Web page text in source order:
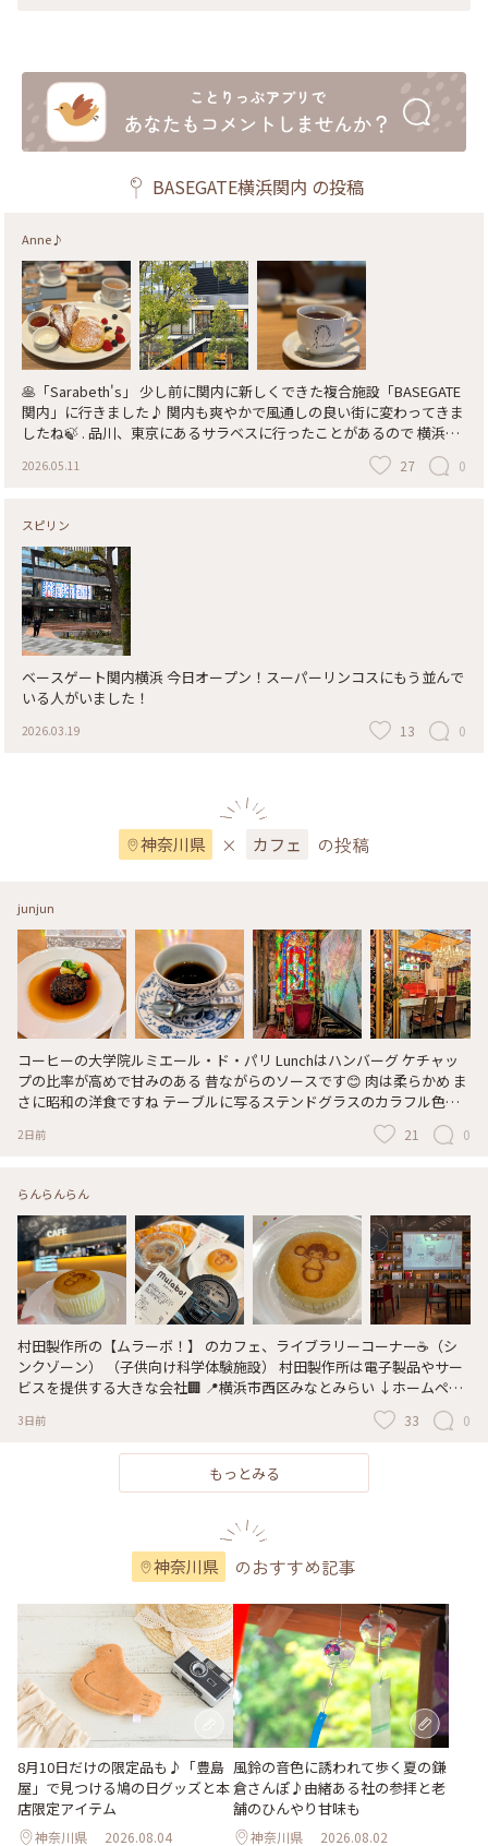
BASEGATE横浜関内 の投稿
Anne♪
🥞「Sarabeth's」 少し前に関内に新しくできた複合施設「BASEGATE
関内」に行きました♪ 関内も爽やかで風通しの良い街に変わってきま
したね🍃 . 品川、東京にあるサラベスに行ったことがあるので 横浜に
もできて嬉しい☺️ パンケーキとフレンチトーストがハーフ&ハーフに
なった シグニチャープレートをいただきました🍽️🍓 . #関内 #サラベス
2026.05.11 27 0
スピリン
ベースゲート関内横浜 今日オープン！スーパーリンコスにもう並んで
いる人がいました！
2026.03.19 13 0
神奈川県 × カフェ の投稿
junjun
コーヒーの大学院ルミエール・ド・パリ Lunchはハンバーグ ケチャッ
プの比率が高めで甘みのある 昔ながらのソースです😊 肉は柔らかめ ま
さに昭和の洋食ですね テーブルに写るステンドグラスのカラフル色彩
た🤗
2日前 21 0
らんらんらん
村田製作所の【ムラーボ！】 のカフェ、ライブラリーコーナー☕️（シ
ンクゾーン） （子供向け科学体験施設） 村田製作所は電子製品やサー
ビスを提供する大きな会社🏢 📍横浜市西区みなとみらい ↓ホームペー
っかけの場” Mulabo! (※1)は、株式会社村田製作所が運営する子ども向
け科学体験施設です。 “目に見える科学”をテーマに電気の基本が学習
できる体験展示や、カフェ・ライブラリーではSTEAM (※2)に関する本
を読んで科学の楽しさに触れられます。 ムラタの事業活動と紐づいた
※2 Science、Technology、Engineering、liberal Arts、Mathematics
ーブル、椅子も数セットあり 親子で本を読む📕には最適スポットみた
いです♡ 何組も親子連れが利用🧑‍🧑‍🧒🧑‍🧑‍🧒‍🧒してましたよ😊 バーカ
ウンターのようなエリアもあり、アダルティーに過ごしたい方はこちら
がおススメ💜 カフェはパン2個と飲み物セットがお得🉐なようです❣️ 蒸
しパンに村田製作所の村田製作所チアリーディング部の焼き印が❣️ ホカ
ホカで良い香りに嗅覚くすぐられますよ♪ ※ムラーボ！内では、ディ
スカバリーコーナーだけ予約制です❣️※ 今どきのスマホ操作！QRコー
ドを用いて、クイズを解きます。電子製品にまつわるクイズに答えた
り、大きい画面をみながら体を動かして、ポイントをゲットするゾー
ン。夏休み、お子さんたちにおススメ❣️ #ひみつの絶景 #らんらんらん #
世界はステキな出逢いにあふれてる #オトナの遠足#オトナの社会科見
3日前 33 0
もっとみる
神奈川県 のおすすめ記事
8月10日だけの限定品も♪「豊島
屋」で見つける鳩の日グッズと本
店限定アイテム
神奈川県 2026.08.04
風鈴の音色に誘われて歩く夏の鎌
倉さんぽ♪由緒ある社の参拝と老
舗のひんやり甘味も
神奈川県 2026.08.02